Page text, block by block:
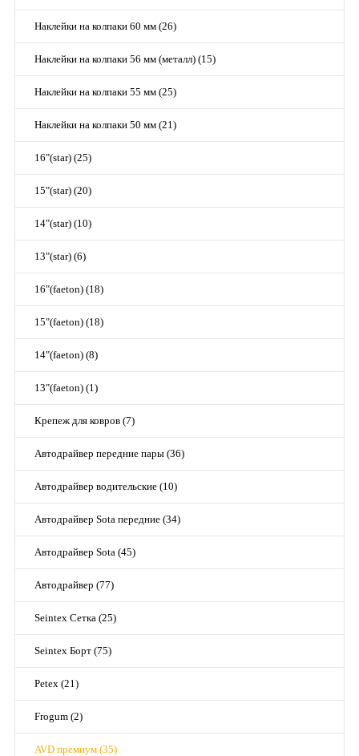
Наклейки на колпаки 60 мм (26)
Наклейки на колпаки 56 мм (металл) (15)
Наклейки на колпаки 55 мм (25)
Наклейки на колпаки 50 мм (21)
16"(star) (25)
15"(star) (20)
14"(star) (10)
13"(star) (6)
16"(faeton) (18)
15"(faeton) (18)
14"(faeton) (8)
13"(faeton) (1)
Крепеж для ковров (7)
Автодрайвер передние пары (36)
Автодрайвер водительские (10)
Автодрайвер Sota передние (34)
Автодрайвер Sota (45)
Автодрайвер (77)
Seintex Сетка (25)
Seintex Борт (75)
Petex (21)
Frogum (2)
AVD премиум (35)